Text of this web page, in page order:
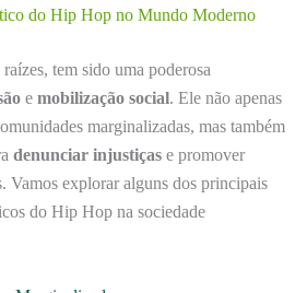
do Hip Hop no Mundo Moderno
tem sido uma poderosa
e mobilização social. Ele não apenas
marginalizadas, mas também
denunciar injustiças e promover
Vamos explorar alguns dos principais
do Hip Hop na sociedade